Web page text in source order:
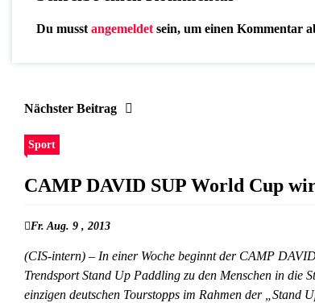
Du musst angemeldet sein, um einen Kommentar
Nächster Beitrag
Sport
CAMP DAVID SUP World Cup
Fr. Aug. 9 , 2013
(CIS-intern) – In einer Woche beginnt der CAMP
Trendsport Stand Up Paddling zu den Menschen in die
einzigen deutschen Tourstopps im Rahmen der „Stand